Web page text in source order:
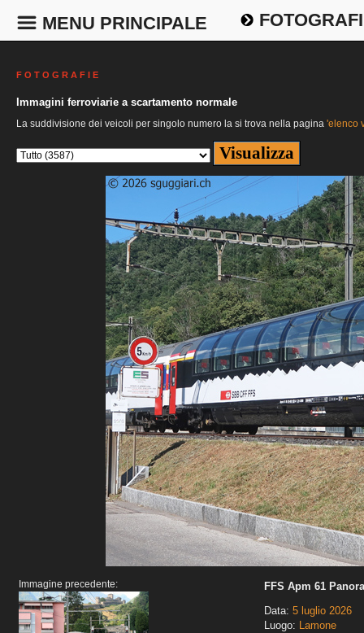
MENU PRINCIPALE
F O T O G R A F I E
Immagini ferroviarie a scartamento normale
La suddivisione dei veicoli per singolo numero la si trova nella pagina 'elenco
Immagine precedente:
FFS Apm 61
Data: 5 luglio 2026
Luogo: Lamone